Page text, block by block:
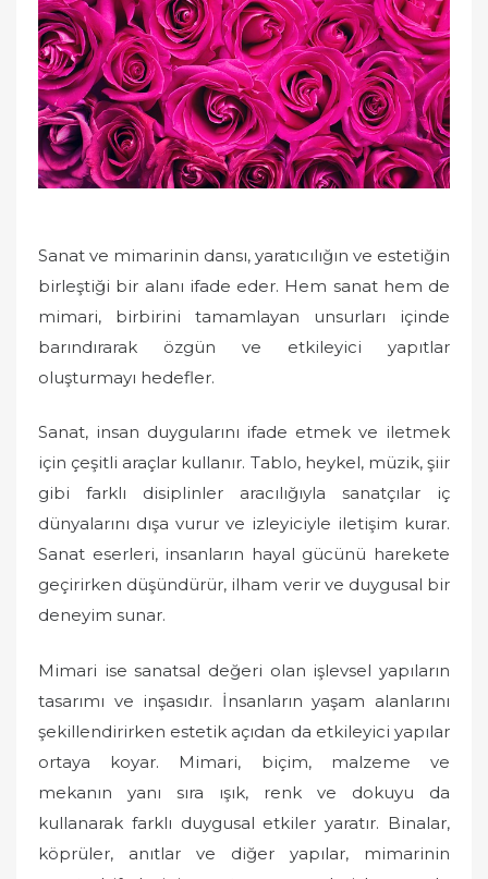
o
n
Sanat ve mimarinin dansı, yaratıcılığın ve estetiğin
birleştiği bir alanı ifade eder. Hem sanat hem de
mimari, birbirini tamamlayan unsurları içinde
barındırarak özgün ve etkileyici yapıtlar
oluşturmayı hedefler.
Sanat, insan duygularını ifade etmek ve iletmek
için çeşitli araçlar kullanır. Tablo, heykel, müzik, şiir
gibi farklı disiplinler aracılığıyla sanatçılar iç
dünyalarını dışa vurur ve izleyiciyle iletişim kurar.
Sanat eserleri, insanların hayal gücünü harekete
geçirirken düşündürür, ilham verir ve duygusal bir
deneyim sunar.
Mimari ise sanatsal değeri olan işlevsel yapıların
tasarımı ve inşasıdır. İnsanların yaşam alanlarını
şekillendirirken estetik açıdan da etkileyici yapılar
ortaya koyar. Mimari, biçim, malzeme ve
mekanın yanı sıra ışık, renk ve dokuyu da
kullanarak farklı duygusal etkiler yaratır. Binalar,
köprüler, anıtlar ve diğer yapılar, mimarinin